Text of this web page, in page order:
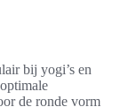
bij yogi’s en
de ronde vorm